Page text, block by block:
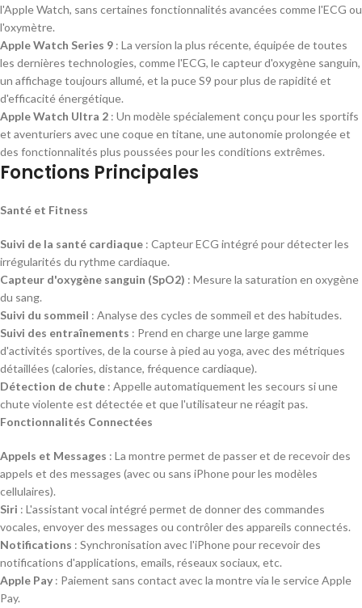
l'Apple Watch, sans certaines fonctionnalités avancées comme l'ECG ou
l'oxymètre.
Apple Watch Series 9 : La version la plus récente, équipée de toutes
les dernières technologies, comme l'ECG, le capteur d'oxygène sanguin,
un affichage toujours allumé, et la puce S9 pour plus de rapidité et
d'efficacité énergétique.
Apple Watch Ultra 2 : Un modèle spécialement conçu pour les sportifs
et aventuriers avec une coque en titane, une autonomie prolongée et
des fonctionnalités plus poussées pour les conditions extrêmes.
Fonctions Principales
Santé et Fitness
Suivi de la santé cardiaque : Capteur ECG intégré pour détecter les
irrégularités du rythme cardiaque.
Capteur d'oxygène sanguin (SpO2) : Mesure la saturation en oxygène
du sang.
Suivi du sommeil : Analyse des cycles de sommeil et des habitudes.
Suivi des entraînements : Prend en charge une large gamme
d'activités sportives, de la course à pied au yoga, avec des métriques
détaillées (calories, distance, fréquence cardiaque).
Détection de chute : Appelle automatiquement les secours si une
chute violente est détectée et que l'utilisateur ne réagit pas.
Fonctionnalités Connectées
Appels et Messages : La montre permet de passer et de recevoir des
appels et des messages (avec ou sans iPhone pour les modèles
cellulaires).
Siri : L'assistant vocal intégré permet de donner des commandes
vocales, envoyer des messages ou contrôler des appareils connectés.
Notifications : Synchronisation avec l'iPhone pour recevoir des
notifications d'applications, emails, réseaux sociaux, etc.
Apple Pay : Paiement sans contact avec la montre via le service Apple
Pay.